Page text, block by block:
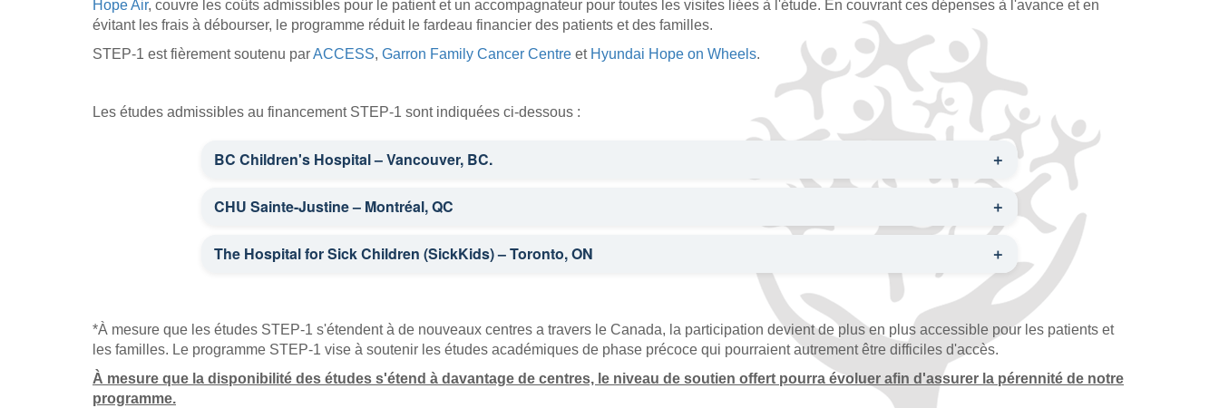
Hope Air, couvre les coûts admissibles pour le patient et un accompagnateur pour toutes les visites liées à l'étude. En couvrant ces dépenses à l'avance et en
évitant les frais à débourser, le programme réduit le fardeau financier des patients et des familles.
STEP-1 est fièrement soutenu parACCESS, Garron Family Cancer Centre et Hyundai Hope on Wheels.
Les études admissibles au financement STEP-1 sont indiquées ci-dessous :
BC Children's Hospital – Vancouver, BC.
＋
VICTORY (Patients à longue distance seulement*)
PLAT-07
OPTIMISE ARM A
DECRYPT BABYBRAIN (Patients à longue distance seulement*)
CHU Sainte-Justine – Montréal, QC
＋
OPTIMISE ARM A
CONNECT2108
ONITT
DECRYPT BABYBRAIN (Patients à longue distance seulement*)
The Hospital for Sick Children (SickKids) – Toronto, ON
＋
CONNECT1903
CONNECT1905
*À mesure que les études STEP-1 s'étendent à de nouveaux centres a travers le Canada, la participation devient de plus en plus accessible pour les patients et
les familles. Le programme STEP-1 vise à soutenir les études académiques de phase précoce qui pourraient autrement être difficiles d'accès.
À mesure que la disponibilité des études s'étend à davantage de centres, le niveau de soutien offert pourra évoluer afin d'assurer la pérennité de notre
programme.